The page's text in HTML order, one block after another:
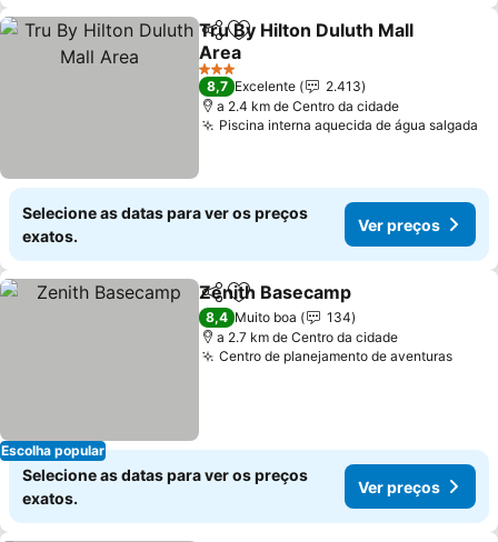
PartilharAdicionar aos favoritos
Tru By Hilton Duluth Mall
Area
3 Estrelas
8,7 Excelente
2.413
a 2.4 km de Centro da cidade
Piscina interna aquecida de água salgada
Selecione as datas para ver os preços
exatos.
Ver preços
Escolha popular
PartilharAdicionar aos favoritos
Zenith Basecamp
8,4 Muito boa
134
a 2.7 km de Centro da cidade
Centro de planejamento de aventuras
Selecione as datas para ver os preços
exatos.
Ver preços